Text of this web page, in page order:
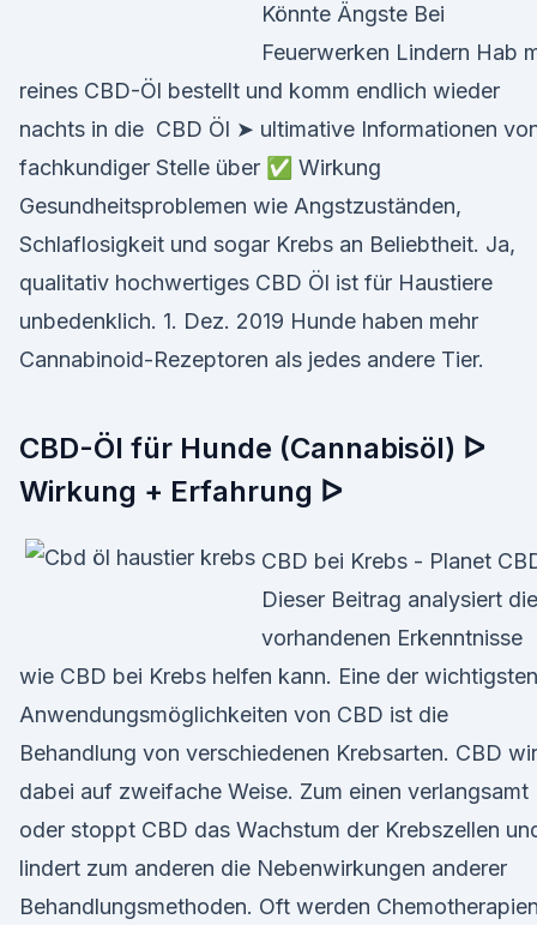
Könnte Ängste Bei
Feuerwerken Lindern Hab
reines CBD-Öl bestellt und komm endlich wieder
nachts in die CBD Öl ➤ ultimative Informationen
fachkundiger Stelle über ✅ Wirkung
Gesundheitsproblemen wie Angstzuständen,
Schlaflosigkeit und sogar Krebs an Beliebtheit. Ja,
qualitativ hochwertiges CBD Öl ist für Haustiere
unbedenklich. 1. Dez. 2019 Hunde haben mehr
Cannabinoid-Rezeptoren als jedes andere Tier.
CBD-Öl für Hunde (Cannabisöl) ᐅ
Wirkung + Erfahrung ᐅ
CBD bei Krebs - Planet
Dieser Beitrag analysiert die
vorhandenen Erkenntnisse
wie CBD bei Krebs helfen kann. Eine der wichtigsten
Anwendungsmöglichkeiten von CBD ist die
Behandlung von verschiedenen Krebsarten. CBD
dabei auf zweifache Weise. Zum einen verlangsamt
oder stoppt CBD das Wachstum der Krebszellen
lindert zum anderen die Nebenwirkungen anderer
Behandlungsmethoden. Oft werden Chemotherapien